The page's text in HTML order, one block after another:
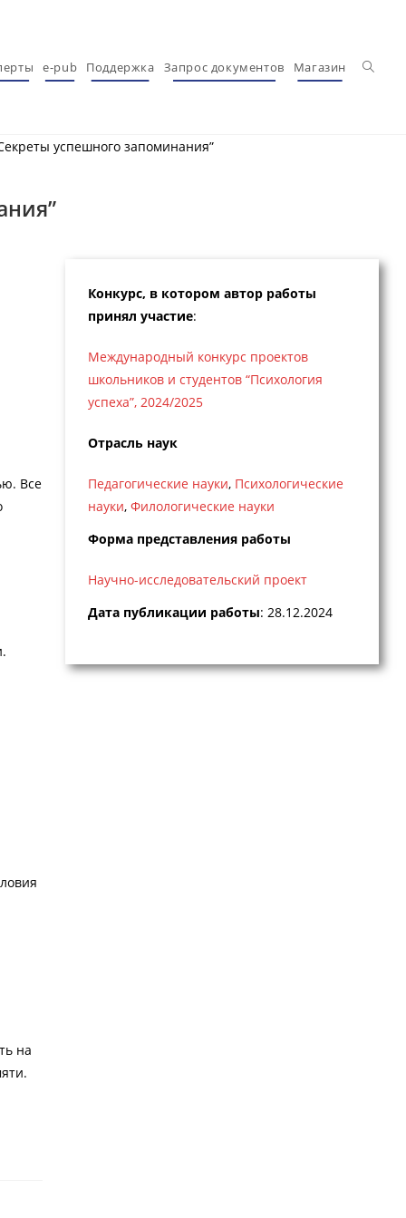
e-pub Поддержка Запрос документов Магазин
успешного запоминания”
Все
на
Конкурс, в котором автор работы
принял участие:
Международный конкурс проектов
школьников и студентов “Психология
успеха”, 2024/2025
Отрасль наук
Педагогические науки, Психологические
науки, Филологические науки
Форма представления работы
Научно-исследовательский проект
Дата публикации работы: 28.12.2024